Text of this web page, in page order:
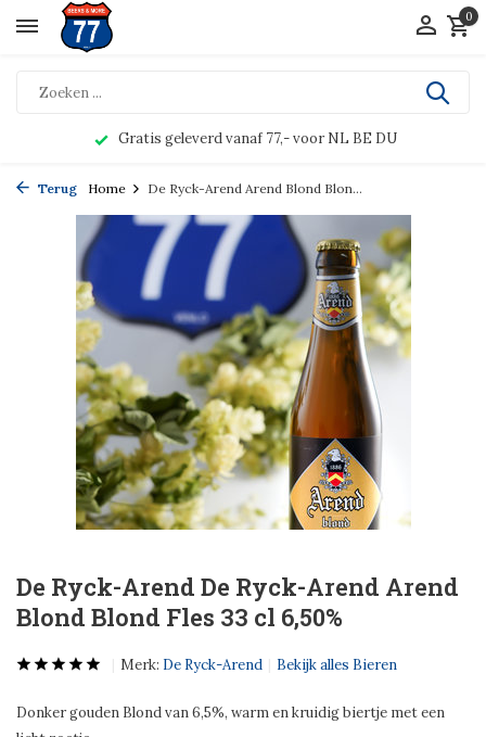
0
Gratis geleverd vanaf 77,- voor NL BE DU
Terug Home De Ryck-Arend Arend Blond Blon...
De Ryck-Arend De Ryck-Arend Arend
Blond Blond Fles 33 cl 6,50%
Merk: De Ryck-Arend Bekijk alles Bieren
Donker gouden Blond van 6,5%, warm en kruidig biertje met een